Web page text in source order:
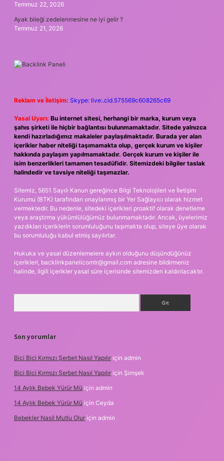
Temmuz 22, 2026
Ayak bileği zedelenmesine ne iyi gelir ?
Temmuz 21, 2026
Reklam ve İletişim: Skype: live:.cid.575569c608265c69
Yasal Uyarı: Bu internet sitesi, herhangi bir marka, kurum veya
şahıs şirketi ile hiçbir bağlantısı bulunmamaktadır. Sitede yalnızca
kendi hazırladığımız makaleler paylaşılmaktadır. Burada yer alan
içerikler haber niteliği taşımamakta olup, gerçek kurum ve kişiler
hakkında paylaşım yapılmamaktadır. Gerçek kurum ve kişiler ile
isim benzerlikleri tamamen tesadüfidir. Sitemizdeki bilgiler taslak
halindedir ve tavsiye niteliği taşımazlar.
Sitemiz, 5651 Sayılı Kanun gereğince Bilgi Teknolojileri ve İletişim
Kurumu (BTK) tarafından onaylanmış bir Yer Sağlayıcı olarak hizmet
vermektedir. Bu nedenle, sitedeki içerikleri proaktif olarak denetleme
veya araştırma yükümlülüğümüz bulunmamaktadır. Ancak, üyelerimiz
yazdıkları içeriklerin sorumluluğunu taşımakta olup, siteye üye olarak
bu sorumluluğu kabul etmiş sayılırlar.
Hukuka ve yasal düzenlemelere aykırı olduğunu düşündüğünüz
içerikleri, backlinkpanelicomtr@gmail.com adresine bildirmeniz
halinde, ilgili içerikler yasal süre içerisinde sitemizden kaldırılacaktır.
Son yorumlar
Bici Bici Kırmızı Şerbet Nasıl Yapılır için admin
Bici Bici Kırmızı Şerbet Nasıl Yapılır için Şimşek
14 Aylık Bebek Yürür Mü için admin
14 Aylık Bebek Yürür Mü için Ceyda
Bebekler Nasil Mutlu Olur için admin